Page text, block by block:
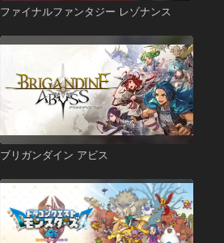
ファイナルファンタジー レゾナンス
ブリガンダイン アビス